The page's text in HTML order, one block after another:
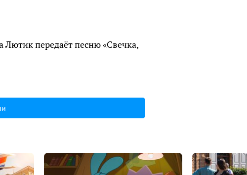
Лютик передаёт песню «Свечка,